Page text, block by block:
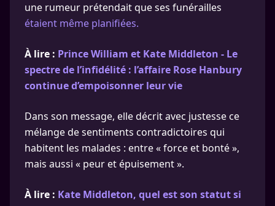
une rumeur prétendait que ses funérailles
étaient même planifiées.
À lire : Prince William et Kate Middleton - Le
spectre de l’infidélité : l’affaire Rose Hanbury
continue d’empoisonner leur vie
Dans son message, elle décrit avec justesse ce
mélange de sentiments contradictoires qui
habitent les malades : entre « force et bonté »,
mais aussi « peur et épuisement ».
À lire : Kate Middleton, quel est son statut si